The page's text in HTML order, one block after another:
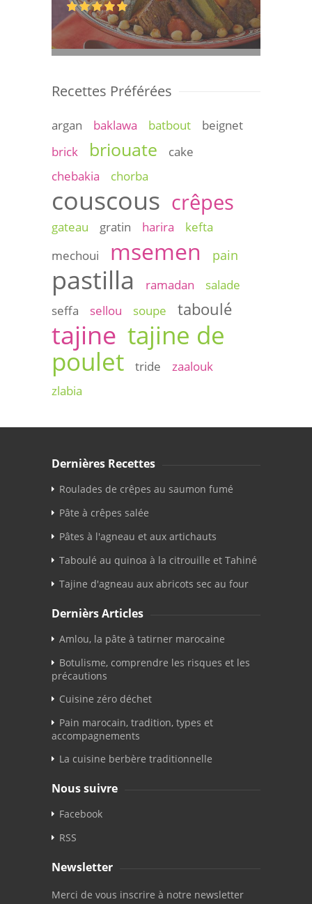
Recettes Préférées
argan baklawa batbout
beignet
brick
briouate
cake
chebakia
chorba
couscous crêpes
gateau gratin harira
kefta
mechoui
msemen pain
pastilla ramadan
salade
seffa
sellou soupe taboulé
tajine tajine de
poulet
tride
zaalouk
zlabia
Dernières Recettes
Roulades de crêpes au saumon fumé
Pâte à crêpes salée
Pâtes à l'agneau et aux artichauts
Taboulé au quinoa à la citrouille et Tahiné
Tajine d'agneau aux abricots sec au four
Dernièrs Articles
Amlou, la pâte à tatirner marocaine
Botulisme, comprendre les risques et les
précautions
Cuisine zéro déchet
Pain marocain, tradition, types et
accompagnements
La cuisine berbère traditionnelle
Nous suivre
Facebook
RSS
Newsletter
Merci de vous inscrire à notre newsletter